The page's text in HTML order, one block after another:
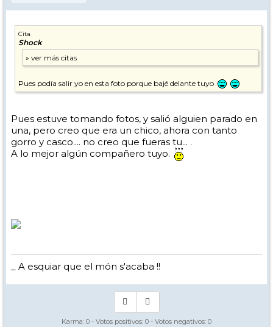
Cita
Shock
Pues podía salir yo en esta foto porque bajé delante tuyo
Pues estuve tomando fotos, y salió alguien parado en
una, pero creo que era un chico, ahora con tanto
gorro y casco.... no creo que fueras tu... .
A lo mejor algún compañero tuyo.
_ A esquiar que el món s'acaba !!
Karma: 0 - Votos positivos: 0 - Votos negativos: 0